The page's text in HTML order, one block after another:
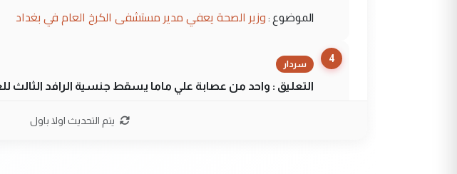
الموضوع : وزير الصحة يعفي مدير مستشفى الكرخ العام في بغداد
4
سردار
التعليق : واحد من عصابة علي ماما يسقط جنسية الرافد الثالث
الجواهري يرد على صدام حسين سل مضجعيك يابن الزنا (نص
يتم التحديث اولا باول